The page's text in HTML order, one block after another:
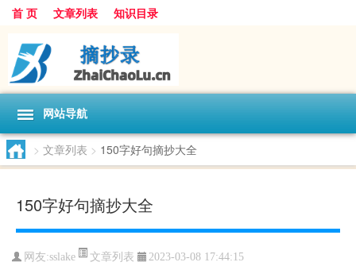
首 页 文章列表 知识目录
网站导航
> 文章列表 > 150字好句摘抄大全
150字好句摘抄大全
网友:sslake 文章列表 2023-03-08 17:44:15